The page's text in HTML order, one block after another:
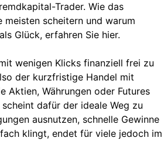
Trader. Wie das
scheitern und warum
Glück, erfahren Sie hier.
wenigen Klicks finanziell frei zu
der kurzfristige Handel mit
Aktien, Währungen oder Futures
dafür der ideale Weg zu
ausnutzen, schnelle Gewinne
klingt, endet für viele jedoch im